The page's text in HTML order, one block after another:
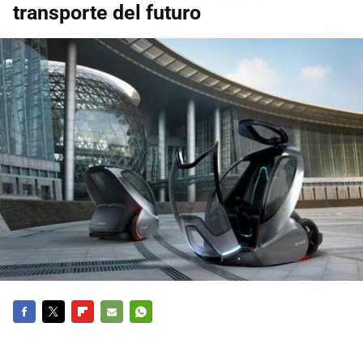
transporte del futuro